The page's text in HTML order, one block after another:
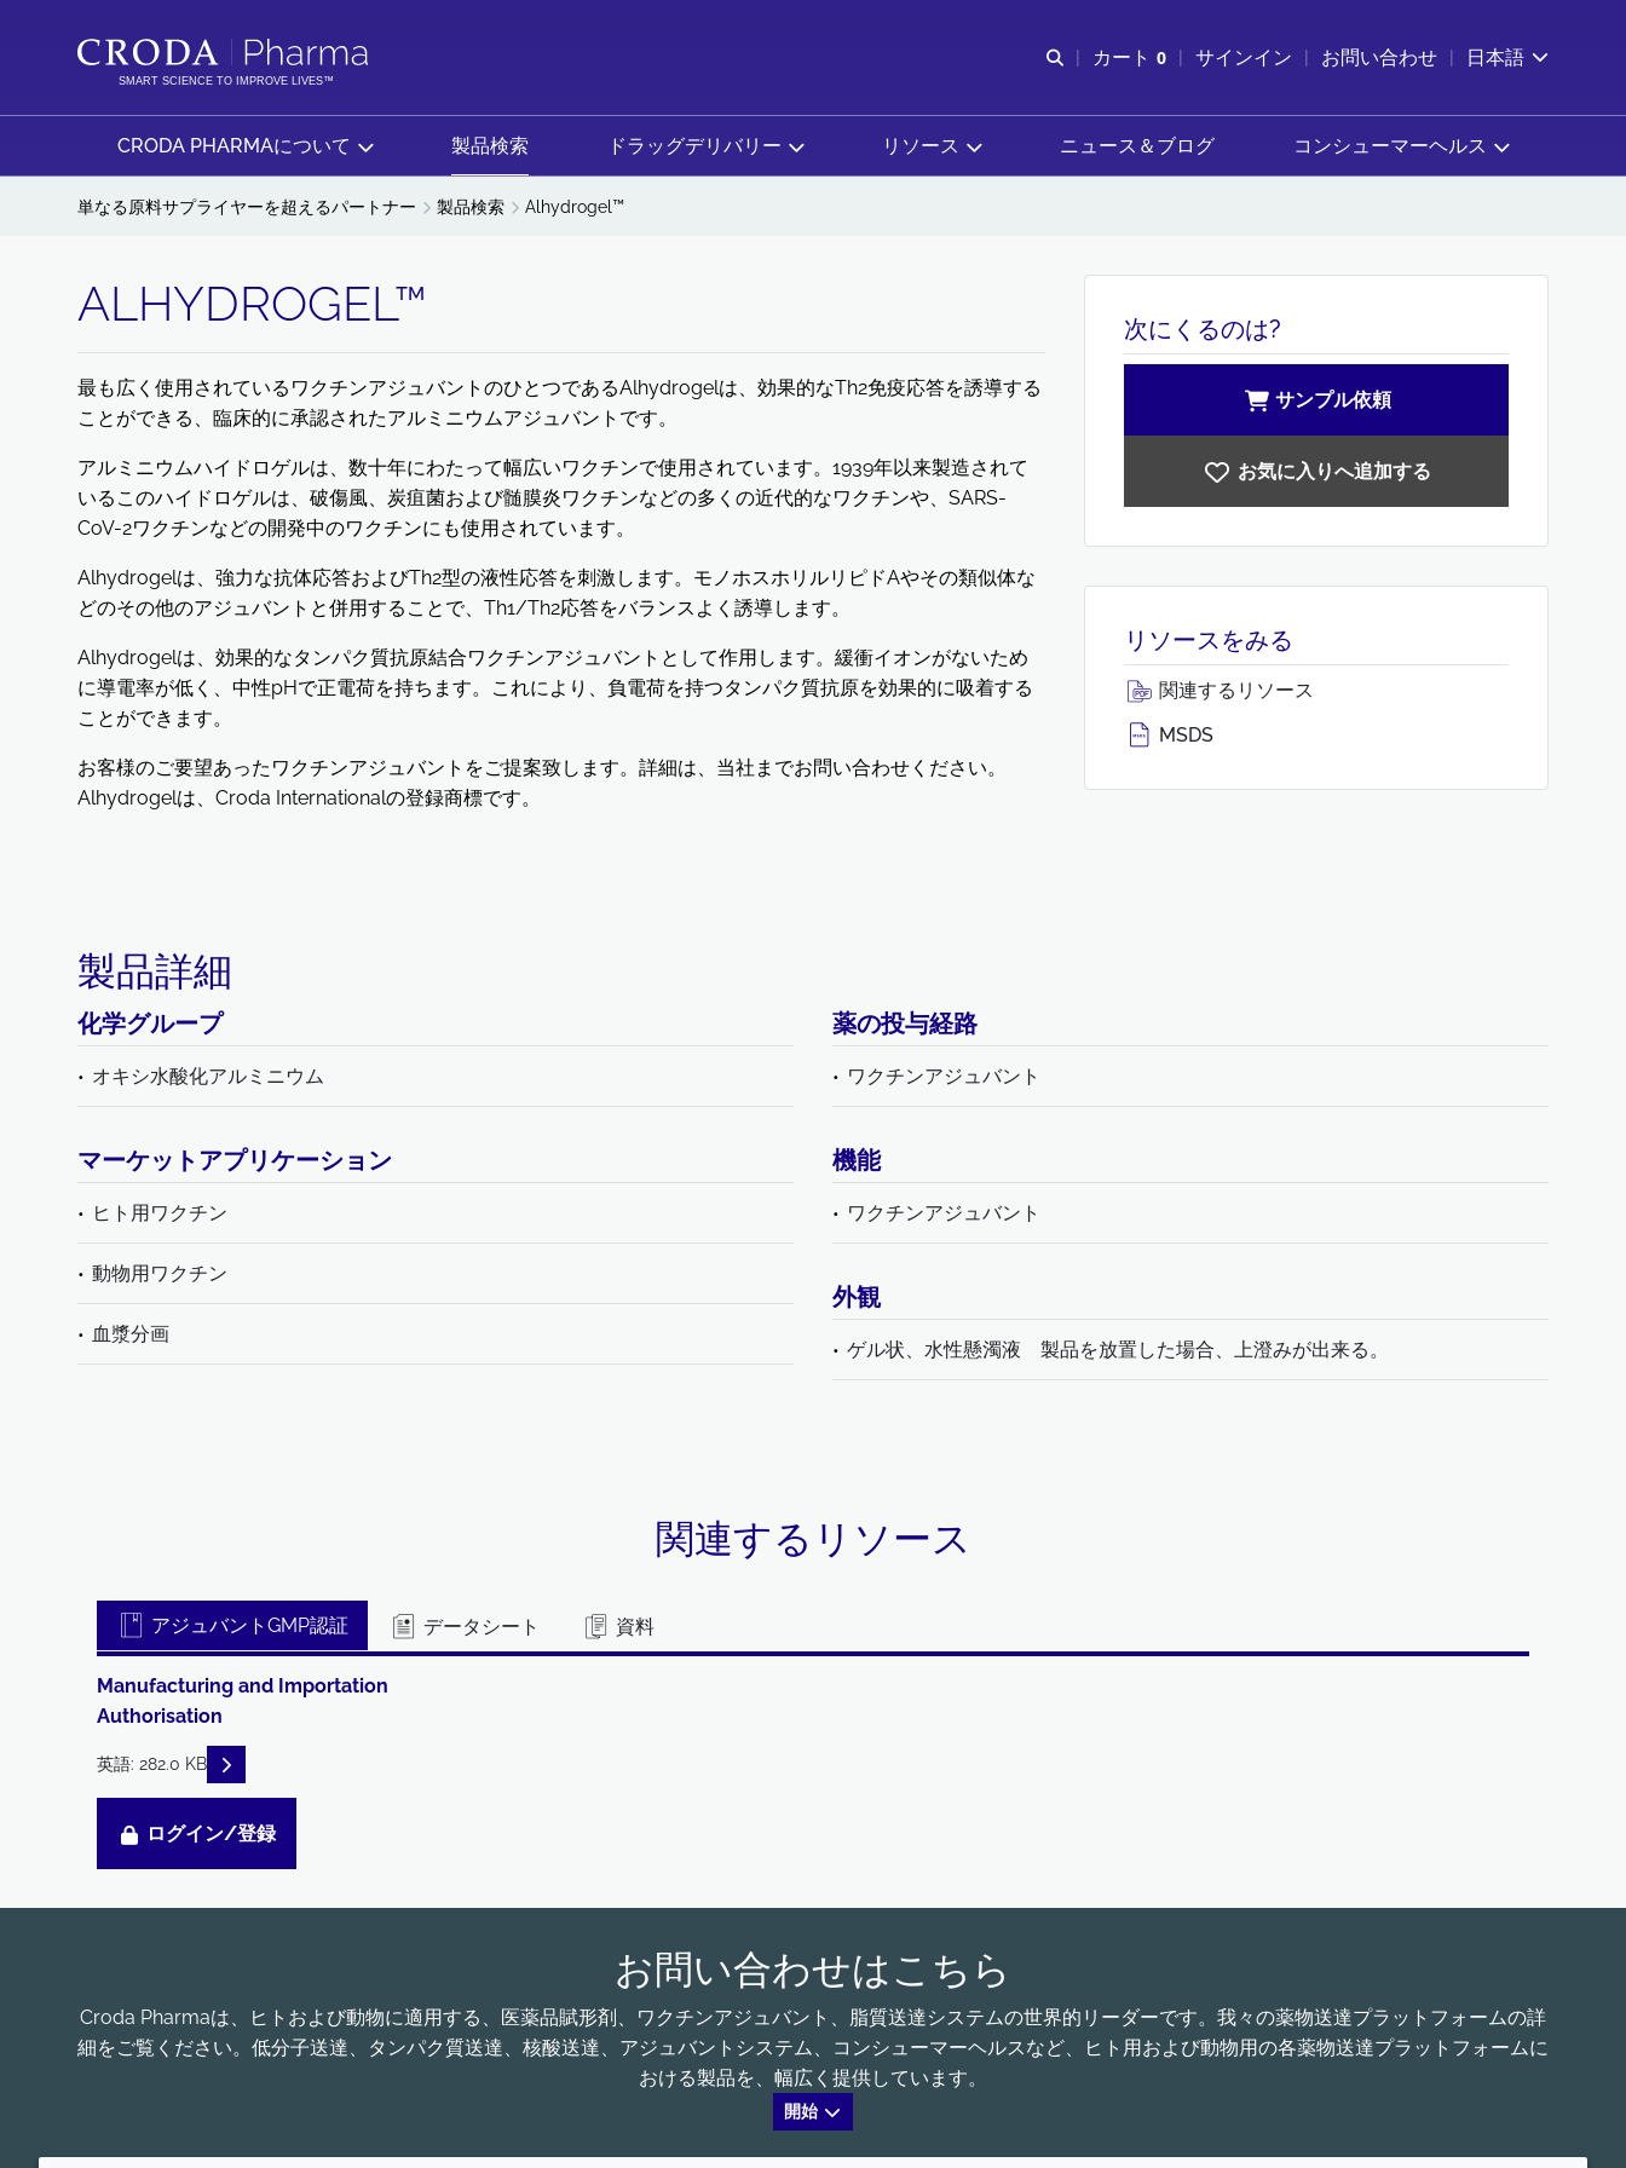
SMART SCIENCE TO IMPROVE LIVES™
検索を開く
カート 0
カートを確認する
サインイン お問い合わせ 日本語
CRODA PHARMAについて 製品検索 ドラッグデリバリー リソース ニュース＆ブログ コンシューマーヘルス
単なる原料サプライヤーを超えるパートナー 製品検索 Alhydrogel™
ALHYDROGEL™
最も広く使用されているワクチンアジュバントのひとつであるAlhydrogelは、効果的なTh2免疫応答を誘導する
ことができる、臨床的に承認されたアルミニウムアジュバントです。
アルミニウムハイドロゲルは、数十年にわたって幅広いワクチンで使用されています。1939年以来製造されて
いるこのハイドロゲルは、破傷風、炭疽菌および髄膜炎ワクチンなどの多くの近代的なワクチンや、SARS-
CoV-2ワクチンなどの開発中のワクチンにも使用されています。
Alhydrogelは、強力な抗体応答およびTh2型の液性応答を刺激します。モノホスホリルリピドAやその類似体な
どのその他のアジュバントと併用することで、Th1/Th2応答をバランスよく誘導します。
Alhydrogelは、効果的なタンパク質抗原結合ワクチンアジュバントとして作用します。緩衝イオンがないため
に導電率が低く、中性pHで正電荷を持ちます。これにより、負電荷を持つタンパク質抗原を効果的に吸着する
ことができます。
お客様のご要望あったワクチンアジュバントをご提案致します。詳細は、当社までお問い合わせください。
Alhydrogelは、Croda Internationalの登録商標です。
次にくるのは?
サンプル依頼
お気に入りへ追加する
リソースをみる
関連するリソース
MSDS
製品詳細
化学グループ
オキシ水酸化アルミニウム
薬の投与経路
ワクチンアジュバント
マーケットアプリケーション
ヒト用ワクチン
動物用ワクチン
血漿分画
機能
ワクチンアジュバント
外観
ゲル状、水性懸濁液 製品を放置した場合、上澄みが出来る。
関連するリソース
アジュバントGMP認証 データシート 資料
Manufacturing and Importation
Authorisation
英語: 282.0 KB READ DESCRIPTIONS
ログイン/登録
お問い合わせはこちら
Croda Pharmaは、ヒトおよび動物に適用する、医薬品賦形剤、ワクチンアジュバント、脂質送達システムの世界的リーダーです。我々の薬物送達プラットフォームの詳
細をご覧ください。低分子送達、タンパク質送達、核酸送達、アジュバントシステム、コンシューマーヘルスなど、ヒト用および動物用の各薬物送達プラットフォームに
おける製品を、幅広く提供しています。
開始